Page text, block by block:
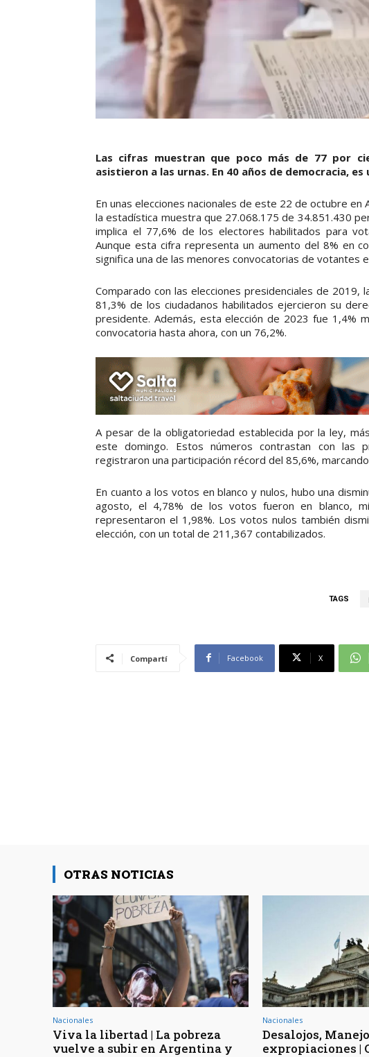
Las cifras muestran que poco más de 77 por
asistieron a las urnas. En 40 años de democracia,
En unas elecciones nacionales de este 22 de octubre
la estadística muestra que 27.068.175 de 34.851.430
implica el 77,6% de los electores habilitados para
Aunque esta cifra representa un aumento del 8% en
significa una de las menores convocatorias de votantes
Comparado con las elecciones presidenciales de 2019,
81,3% de los ciudadanos habilitados ejercieron su
presidente. Además, esta elección de 2023 fue 1,4%
convocatoria hasta ahora, con un 76,2%.
A pesar de la obligatoriedad establecida por la ley,
este domingo. Estos números contrastan con las
registraron una participación récord del 85,6%,
En cuanto a los votos en blanco y nulos, hubo una
agosto, el 4,78% de los votos fueron en blanco,
representaron el 1,98%. Los votos nulos también
elección, con un total de 211,367 contabilizados.
TAGS
Compartí Facebook X
OTRAS NOTICIAS
Nacionales
Viva la libertad | La pobreza
vuelve a subir en Argentina y
Nacionales
Desalojos,
expropiaciones |